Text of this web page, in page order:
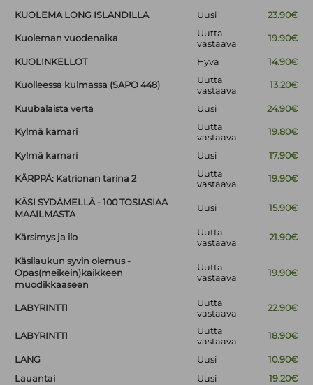
KUOLEMA LONG ISLANDILLA
Uusi 23.90€
Kuoleman vuodenaika
Uutta
vastaava
19.90€
KUOLINKELLOT Hyvä 14.90€
Kuolleessa kulmassa (SAPO 448)
Uutta
vastaava
13.20€
Kuubalaista verta Uusi 24.90€
Kylmä kamari
Uutta
vastaava
19.80€
Kylmä kamari Uusi 17.90€
KÄRPPÄ: Katrionan tarina 2
Uutta
vastaava
19.90€
KÄSI SYDÄMELLÄ - 100 TOSIASIAA
MAAILMASTA
Uusi 15.90€
Kärsimys ja ilo
Uutta
vastaava
21.90€
Käsilaukun syvin olemus -
Opas(meikein)kaikkeen
muodikkaaseen
Uutta
vastaava
19.90€
LABYRINTTI
Uutta
vastaava
22.90€
LABYRINTTI
Uutta
vastaava
18.90€
LANG Uusi
10.90€
Lauantai
Uusi
19.20€